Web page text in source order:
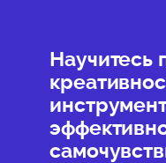
Научитесь